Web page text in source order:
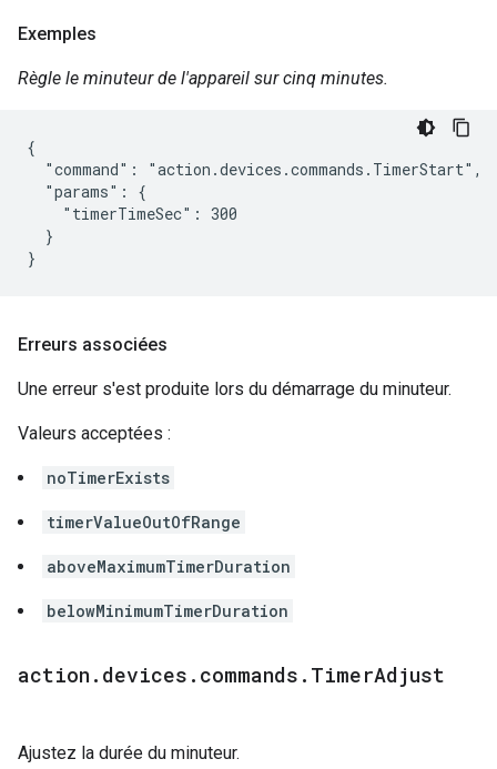
Exemples
Règle le minuteur de l'appareil sur cinq minutes.
{
  "command": "action.devices.commands.TimerStart",
  "params": {
    "timerTimeSec": 300
  }
}
Erreurs associées
Une erreur s'est produite lors du démarrage du minuteur.
Valeurs acceptées :
noTimerExists
timerValueOutOfRange
aboveMaximumTimerDuration
belowMinimumTimerDuration
action . devices . commands . TimerAdjust
Ajustez la durée du minuteur.